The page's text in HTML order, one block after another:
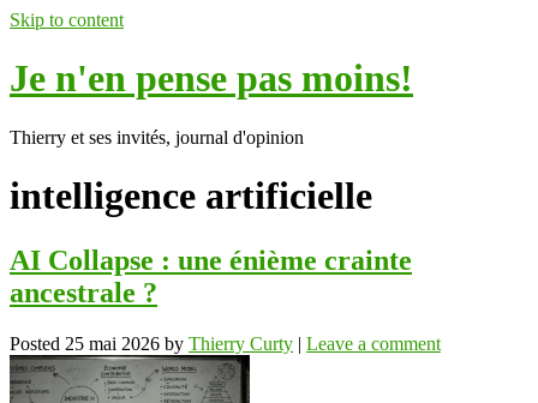
Skip to content
Je n'en pense pas moins!
Thierry et ses invités, journal d'opinion
intelligence artificielle
AI Collapse : une énième crainte
ancestrale ?
Posted 25 mai 2026 by Thierry Curty | Leave a comment